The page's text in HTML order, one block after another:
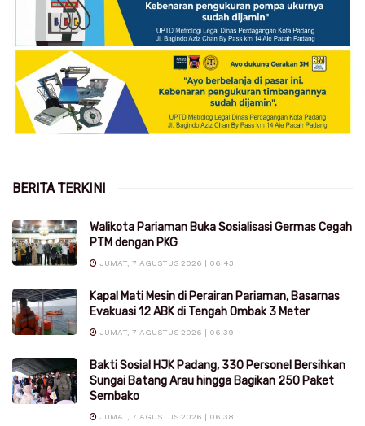
BERITA TERKINI
Walikota Pariaman Buka Sosialisasi Germas Cegah
PTM dengan PKG
JUMAT, 7 AGUSTUS 2026 | 06:43
Kapal Mati Mesin di Perairan Pariaman, Basarnas
Evakuasi 12 ABK di Tengah Ombak 3 Meter
JUMAT, 7 AGUSTUS 2026 | 06:39
Bakti Sosial HJK Padang, 330 Personel Bersihkan
Sungai Batang Arau hingga Bagikan 250 Paket
Sembako
JUMAT, 7 AGUSTUS 2026 | 06:38